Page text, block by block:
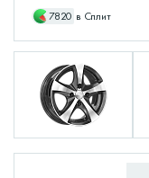
7820 в Сплит